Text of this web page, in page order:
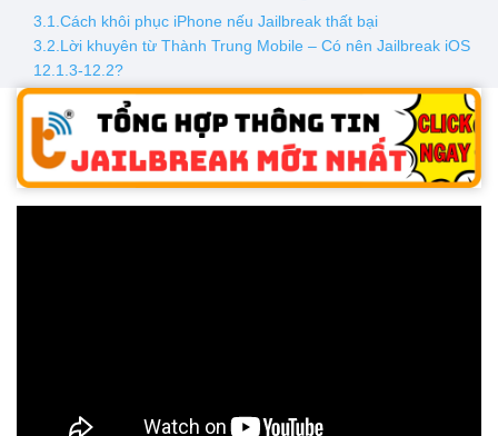
3.1.Cách khôi phục iPhone nếu Jailbreak thất bại
3.2.Lời khuyên từ Thành Trung Mobile – Có nên Jailbreak iOS
12.1.3-12.2?